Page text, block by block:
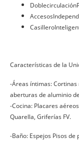
Características de la
-Áreas íntimas:
aberturas de aluminio
-Cocina: Placares
Quarella, Griferías FV.
-Baño: Espejos Pisos